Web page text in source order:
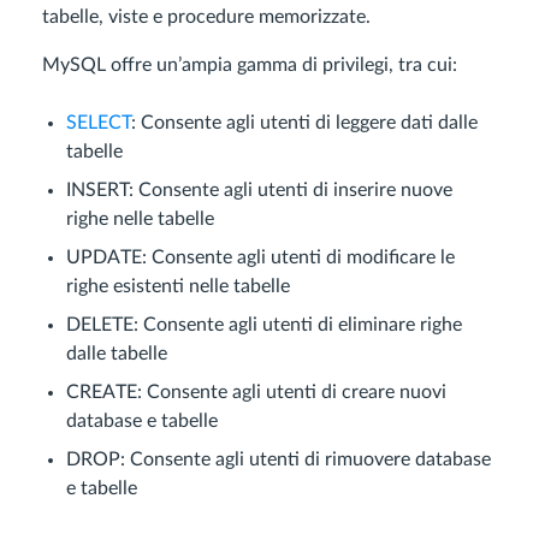
tabelle, viste e procedure memorizzate.
MySQL offre un’ampia gamma di privilegi, tra cui:
SELECT: Consente agli utenti di leggere dati dalle
tabelle
INSERT: Consente agli utenti di inserire nuove
righe nelle tabelle
UPDATE: Consente agli utenti di modificare le
righe esistenti nelle tabelle
DELETE: Consente agli utenti di eliminare righe
dalle tabelle
CREATE: Consente agli utenti di creare nuovi
database e tabelle
DROP: Consente agli utenti di rimuovere database
e tabelle